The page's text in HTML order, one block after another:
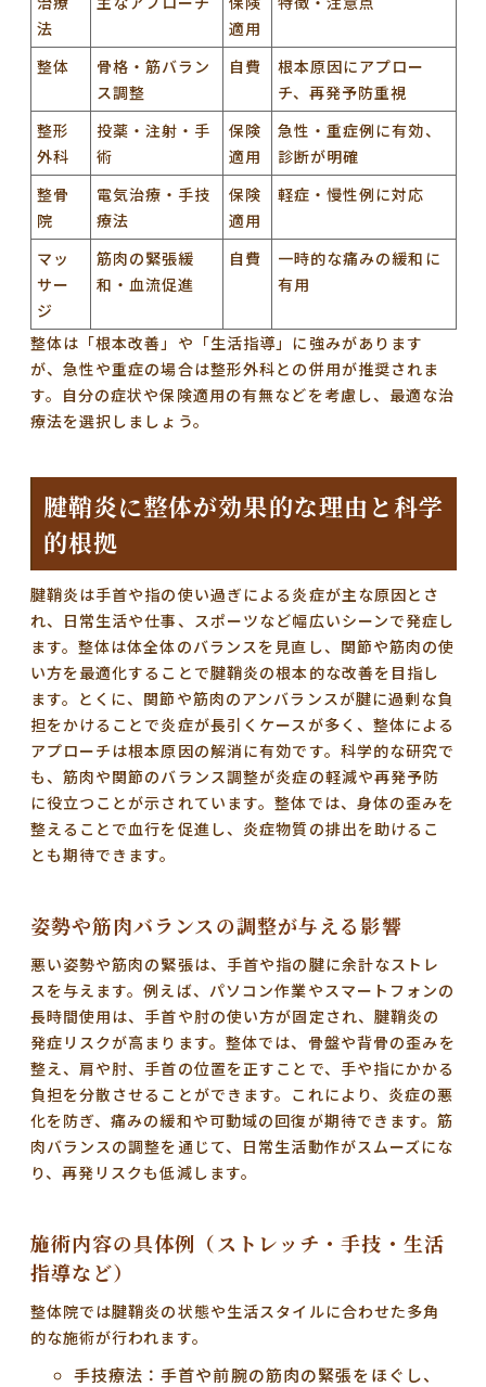
法
適用
整体
骨格・筋バラン
ス調整
自費
根本原因にアプロー
チ、再発予防重視
整形
外科
投薬・注射・手
術
保険
適用
急性・重症例に有効、
診断が明確
整骨
院
電気治療・手技
療法
保険
適用
軽症・慢性例に対応
マッ
サー
ジ
筋肉の緊張緩
和・血流促進
自費
一時的な痛みの緩和に
有用
整体は「根本改善」や「生活指導」に強みがあります
が、急性や重症の場合は整形外科との併用が推奨されま
す。自分の症状や保険適用の有無などを考慮し、最適な治
療法を選択しましょう。
腱鞘炎に整体が効果的な理由と科学
的根拠
腱鞘炎は手首や指の使い過ぎによる炎症が主な原因とさ
れ、日常生活や仕事、スポーツなど幅広いシーンで発症し
ます。整体は体全体のバランスを見直し、関節や筋肉の使
い方を最適化することで腱鞘炎の根本的な改善を目指し
ます。とくに、関節や筋肉のアンバランスが腱に過剰な負
担をかけることで炎症が長引くケースが多く、整体による
アプローチは根本原因の解消に有効です。科学的な研究で
も、筋肉や関節のバランス調整が炎症の軽減や再発予防
に役立つことが示されています。整体では、身体の歪みを
整えることで血行を促進し、炎症物質の排出を助けるこ
とも期待できます。
姿勢や筋肉バランスの調整が与える影響
悪い姿勢や筋肉の緊張は、手首や指の腱に余計なストレ
スを与えます。例えば、パソコン作業やスマートフォンの
長時間使用は、手首や肘の使い方が固定され、腱鞘炎の
発症リスクが高まります。整体では、骨盤や背骨の歪みを
整え、肩や肘、手首の位置を正すことで、手や指にかかる
負担を分散させることができます。これにより、炎症の悪
化を防ぎ、痛みの緩和や可動域の回復が期待できます。筋
肉バランスの調整を通じて、日常生活動作がスムーズにな
り、再発リスクも低減します。
施術内容の具体例（ストレッチ・手技・生活
指導など）
整体院では腱鞘炎の状態や生活スタイルに合わせた多角
的な施術が行われます。
手技療法 ：手首や前腕の筋肉の緊張をほぐし、